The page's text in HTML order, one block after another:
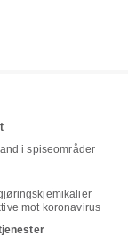
i spiseområder
mot koronavirus